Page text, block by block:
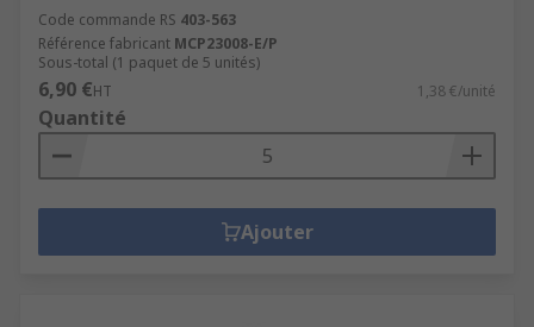
Code commande RS 403-563
Référence fabricant MCP23008-E/P
Sous-total (1 paquet de 5 unités)
6,90 €HT 1,38 €/unité
Quantité
Ajouter